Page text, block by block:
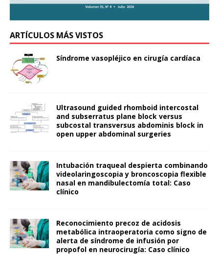
ARTÍCULOS MÁS VISTOS
Síndrome vasopléjico en cirugía cardíaca
Ultrasound guided rhomboid intercostal
and subserratus plane block versus
subcostal transversus abdominis block in
open upper abdominal surgeries
Intubación traqueal despierta combinando
videolaringoscopia y broncoscopia flexible
nasal en mandibulectomía total: Caso
clínico
Reconocimiento precoz de acidosis
metabólica intraoperatoria como signo de
alerta de síndrome de infusión por
propofol en neurocirugía: Caso clínico